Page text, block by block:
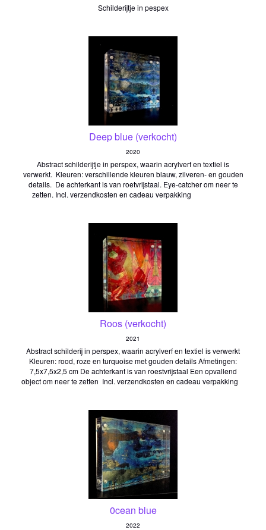
Schilderijtje in pespex
Deep blue (verkocht)
2020
Abstract schilderijtje in perspex, waarin acrylverf en textiel is
verwerkt. Kleuren: verschillende kleuren blauw, zilveren- en gouden
details. De achterkant is van roetvrijstaal. Eye-catcher om neer te
zetten. Incl. verzendkosten en cadeau verpakking
Roos (verkocht)
2021
Abstract schilderij in perspex, waarin acrylverf en textiel is verwerkt
Kleuren: rood, roze en turquoise met gouden details Afmetingen:
7,5x7,5x2,5 cm De achterkant is van roestvrijstaal Een opvallend
object om neer te zetten Incl. verzendkosten en cadeau verpakking
0cean blue
2022